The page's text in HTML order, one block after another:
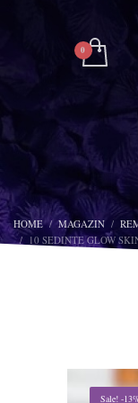
HOME MAGAZIN
10 SEDINTE GLOW
Sale! -